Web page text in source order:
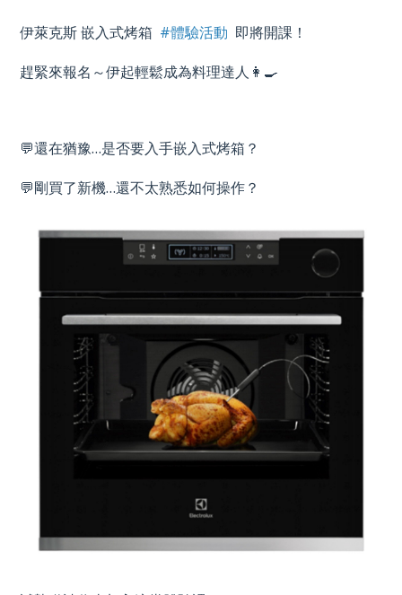
伊萊克斯 嵌入式烤箱 #體驗活動 即將開課！
趕緊來報名～伊起輕鬆成為料理達人👩‍🍳
💬還在猶豫…是否要入手嵌入式烤箱？
💬剛買了新機…還不太熟悉如何操作？